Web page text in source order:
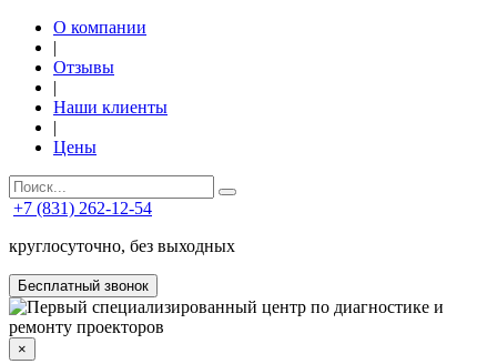
О компании
|
Отзывы
|
Наши клиенты
|
Цены
+7 (831) 262-12-54
круглосуточно, без выходных
Бесплатный звонок
×